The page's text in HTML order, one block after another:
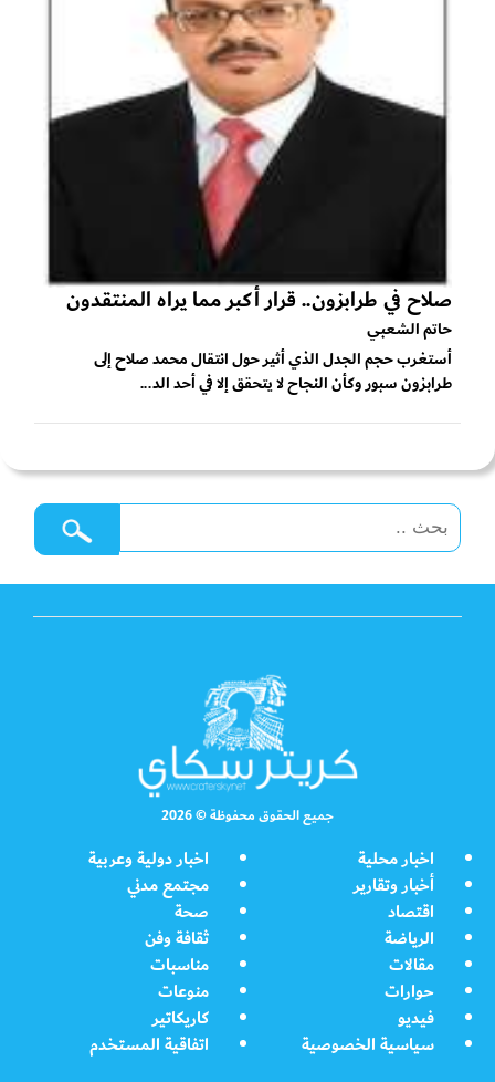
صلاح في طرابزون.. قرار أكبر مما يراه المنتقدون
حاتم الشعبي
أستغرب حجم الجدل الذي أثير حول انتقال محمد صلاح إلى
طرابزون سبور وكأن النجاح لا يتحقق إلا في أحد الد...
جميع الحقوق محفوظة © 2026
اخبار محلية
اخبار دولية وعربية
أخبار وتقارير
مجتمع مدني
اقتصاد
صحة
الرياضة
ثقافة وفن
مقالات
مناسبات
حوارات
منوعات
فيديو
كاريكاتير
سياسية الخصوصية
اتفاقية المستخدم